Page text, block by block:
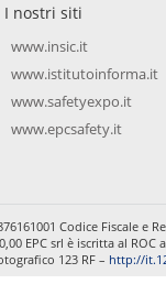
I nostri siti
www.insic.it
www.istitutoinforma.it
www.safetyexpo.it
www.epcsafety.it
Codice Fiscale e
EPC srl è iscritta al ROC
123 RF – http://